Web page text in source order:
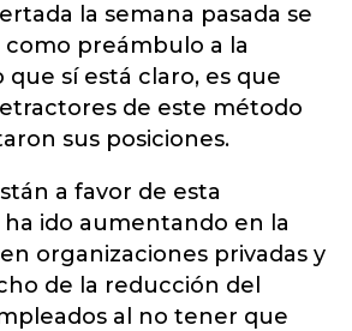
la semana pasada se
preámbulo a la
que sí está claro, es que
de este método
sus posiciones.
a favor de esta
ido aumentando en la
organizaciones privadas y
de la reducción del
al no tener que